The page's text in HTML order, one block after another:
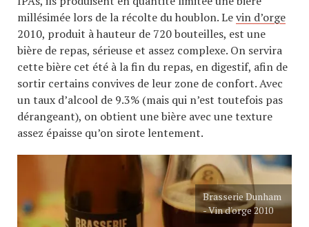
millésimée lors de la récolte du houblon. Levin d’orge
2010, produit à hauteur de 720 bouteilles, est une
bière de repas, sérieuse et assez complexe. On servira
cette bière cet été à la fin du repas, en digestif, afin de
sortir certains convives de leur zone de confort. Avec
un taux d’alcool de 9.3% (mais qui n’est toutefois pas
dérangeant), on obtient une bière avec une texture
assez épaisse qu’on sirote lentement.
Brasserie Dunham
- Vin d'orge 2010